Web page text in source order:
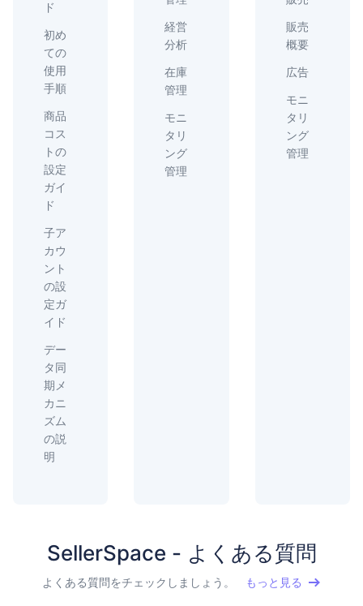
ド
初め
ての
使用
手順
商品
コス
トの
設定
ガイ
ド
子ア
カウ
ント
の設
定ガ
イド
デー
タ同
期メ
カニ
ズム
の説
明
経営
分析
在庫
管理
モニ
タリ
ング
管理
販売
概要
広告
モニ
タリ
ング
管理
SellerSpace - よくある質問
よくある質問をチェックしましょう。 もっと見る